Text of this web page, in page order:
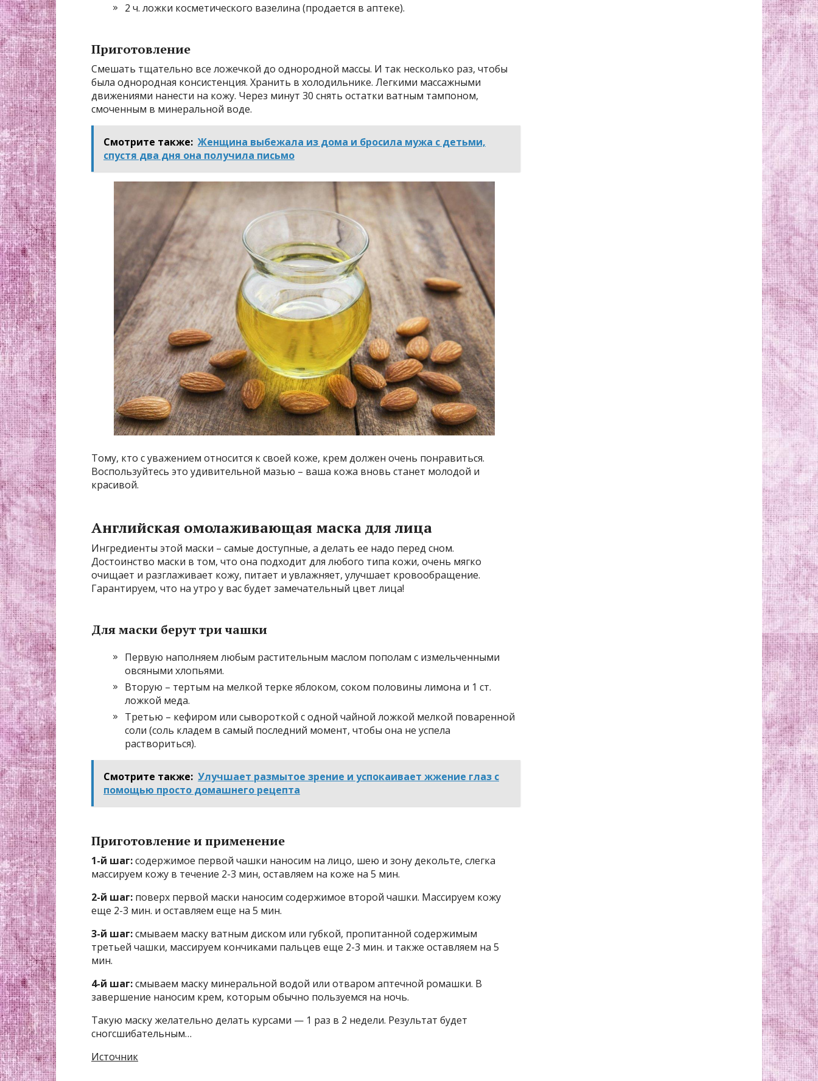
2 ч. ложки косметического вазелина (продается в аптеке).
Приготовление
Смешать тщательно все ложечкой до однородной массы. И так несколько раз, чтобы
была однородная консистенция. Хранить в холодильнике. Легкими массажными
движениями нанести на кожу. Через минут 30 снять остатки ватным тампоном,
смоченным в минеральной воде.
Смотрите также: Женщина выбежала из дома и бросила мужа с детьми,
спустя два дня она получила письмо
Тому, кто с уважением относится к своей коже, крем должен очень понравиться.
Воспользуйтесь это удивительной мазью – ваша кожа вновь станет молодой и
красивой.
Английская омолаживающая маска для лица
Ингредиенты этой маски – самые доступные, а делать ее надо перед сном.
Достоинство маски в том, что она подходит для любого типа кожи, очень мягко
очищает и разглаживает кожу, питает и увлажняет, улучшает кровообращение.
Гарантируем, что на утро у вас будет замечательный цвет лица!
Для маски берут три чашки
Первую наполняем любым растительным маслом пополам с измельченными
овсяными хлопьями.
Вторую – тертым на мелкой терке яблоком, соком половины лимона и 1 ст.
ложкой меда.
Третью – кефиром или сывороткой с одной чайной ложкой мелкой поваренной
соли (соль кладем в самый последний момент, чтобы она не успела
раствориться).
Смотрите также: Улучшает размытое зрение и успокаивает жжение глаз с
помощью просто домашнего рецепта
Приготовление и применение
1-й шаг:содержимое первой чашки наносим на лицо, шею и зону декольте, слегка
массируем кожу в течение 2-3 мин, оставляем на коже на 5 мин.
2-й шаг: поверх первой маски наносим содержимое второй чашки. Массируем кожу
еще 2-3 мин. и оставляем еще на 5 мин.
3-й шаг:смываем маску ватным диском или губкой, пропитанной содержимым
третьей чашки, массируем кончиками пальцев еще 2-3 мин. и также оставляем на 5
мин.
4-й шаг:смываем маску минеральной водой или отваром аптечной ромашки. В
завершение наносим крем, которым обычно пользуемся на ночь.
Такую маску желательно делать курсами — 1 раз в 2 недели. Результат будет
сногсшибательным…
Источник